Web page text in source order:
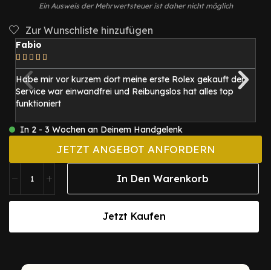
Ein Ausweis der Mehrwertsteuer ist daher nicht möglich
Zur Wunschliste hinzufügen
Fabio
    
Habe mir vor kurzem dort meine erste Rolex gekauft der
Service war einwandfrei und Reibungslos hat alles top
funktioniert
In 2 - 3 Wochen an Deinem Handgelenk
JETZT ANGEBOT ANFORDERN
In Den Warenkorb
Jetzt Kaufen